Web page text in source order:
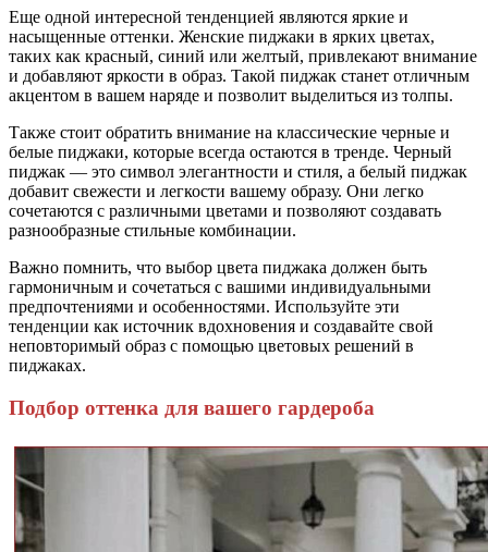
Еще одной интересной тенденцией являются яркие и
насыщенные оттенки. Женские пиджаки в ярких цветах,
таких как красный, синий или желтый, привлекают внимание
и добавляют яркости в образ. Такой пиджак станет отличным
акцентом в вашем наряде и позволит выделиться из толпы.
Также стоит обратить внимание на классические черные и
белые пиджаки, которые всегда остаются в тренде. Черный
пиджак — это символ элегантности и стиля, а белый пиджак
добавит свежести и легкости вашему образу. Они легко
сочетаются с различными цветами и позволяют создавать
разнообразные стильные комбинации.
Важно помнить, что выбор цвета пиджака должен быть
гармоничным и сочетаться с вашими индивидуальными
предпочтениями и особенностями. Используйте эти
тенденции как источник вдохновения и создавайте свой
неповторимый образ с помощью цветовых решений в
пиджаках.
Подбор оттенка для вашего гардероба